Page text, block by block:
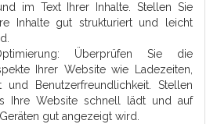
im Text Ihrer Inhalte. Stellen Sie
Inhalte gut strukturiert und leicht
Überprüfen Sie die
Ihrer Website wie Ladezeiten,
und Benutzerfreundlichkeit. Stellen
Ihre Website schnell lädt und auf
gut angezeigt wird.